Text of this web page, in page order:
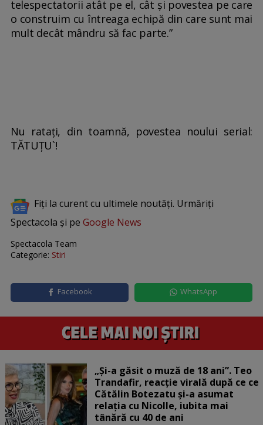
telespectatorii atât pe el, cât și povestea pe care
o construim cu întreaga echipă din care sunt mai
mult decât mândru să fac parte.”
Nu ratați, din toamnă, povestea noului serial:
TĂTUȚU`!
Fiți la curent cu ultimele noutăți. Urmăriți
Spectacola și pe Google News
Spectacola Team
Categorie: Stiri
Facebook WhatsApp
„Și-a găsit o muză de 18 ani”. Teo
Trandafir, reacție virală după ce ce
Cătălin Botezatu și-a asumat
relația cu Nicolle, iubita mai
tânără cu 40 de ani